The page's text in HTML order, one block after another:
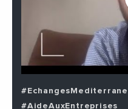
#AideAuxEntreprises